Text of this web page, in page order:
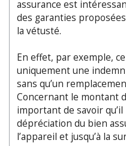
assurance est
des garanties
la vétusté.
En effet, par exemple,
uniquement une
sans qu’un
Concernant le montant
important de savoir
dépréciation du bien
l’appareil et jusqu’à la